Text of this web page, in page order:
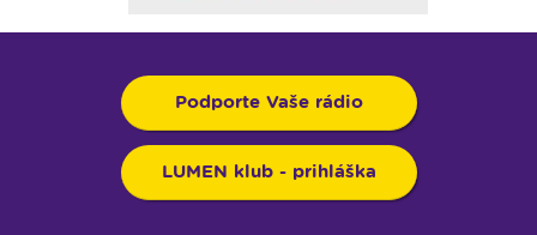
Podporte Vaše rádio
LUMEN klub - prihláška